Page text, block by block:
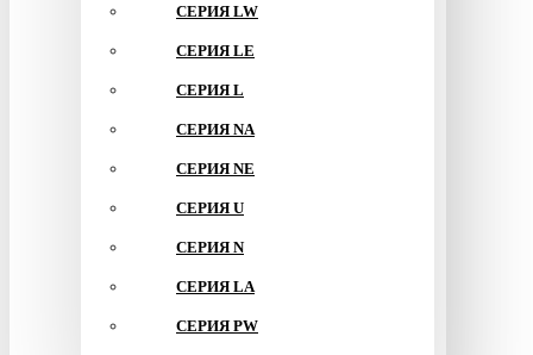
СЕРИЯ LW
СЕРИЯ LE
СЕРИЯ L
СЕРИЯ NA
СЕРИЯ NE
СЕРИЯ U
СЕРИЯ N
СЕРИЯ LA
СЕРИЯ PW